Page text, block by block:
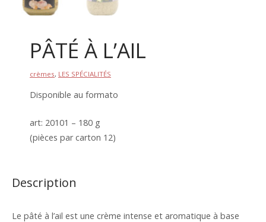
PÂTÉ À L’AIL
crèmes, LES SPÉCIALITÉS
Disponible au formato
art: 20101 – 180 g
(pièces par carton 12)
Description
Le pâté à l’ail est une crème intense et aromatique à base